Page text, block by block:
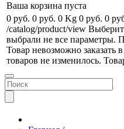
Ваша корзина пуста
0 руб. 0 руб. 0 Kg 0 руб. 0
/catalog/product/view
выбрали не все параметры.
Товар невозможно заказать
товаров не изменилось.